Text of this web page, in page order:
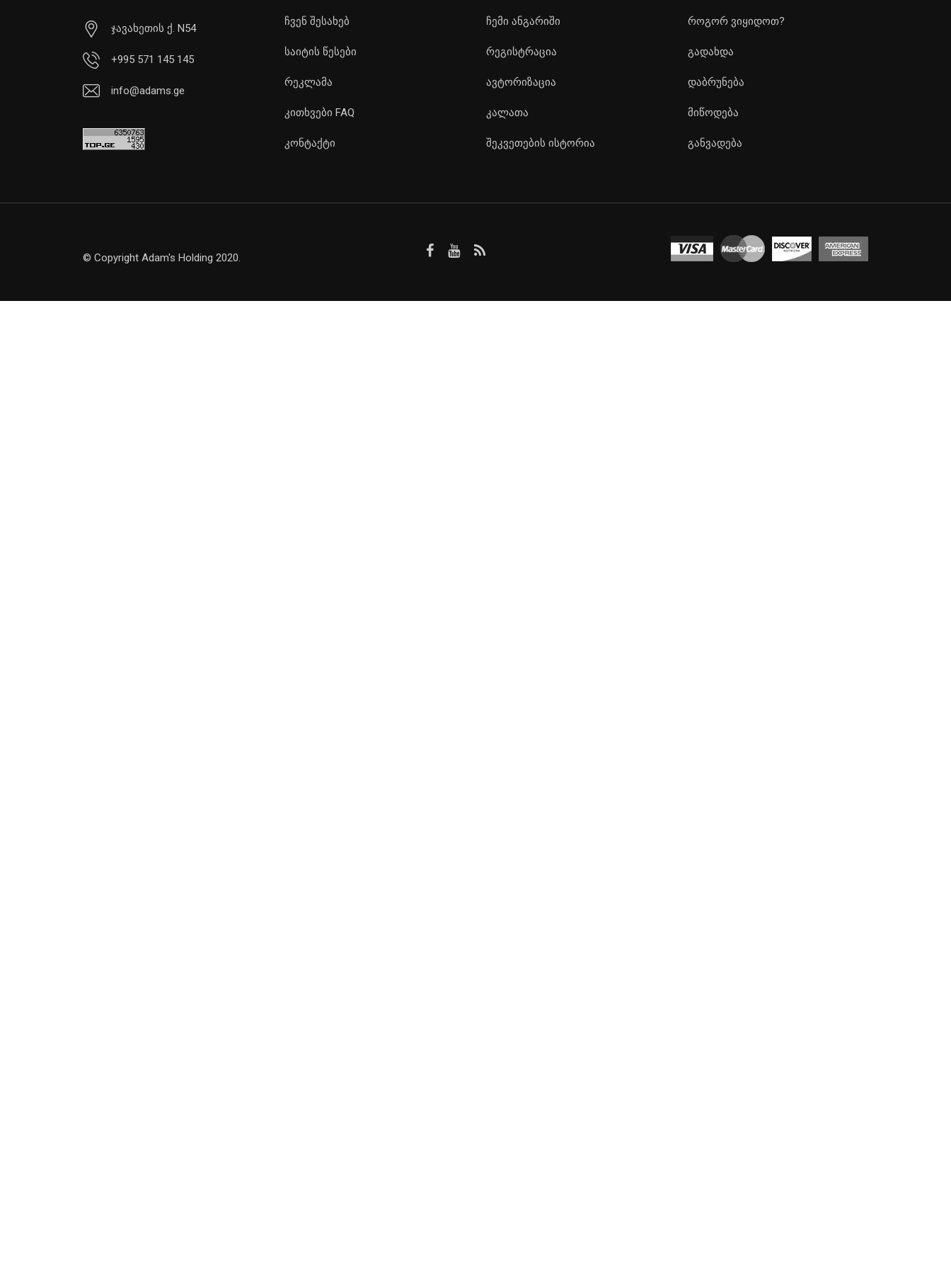
ჯავახეთის ქ. N54
+995 571 145 145
info@adams.ge
ჩვენ შესახებ
საიტის წესები
რეკლამა
კითხვები FAQ
კონტაქტი
ჩემი ანგარიში
რეგისტრაცია
ავტორიზაცია
კალათა
შეკვეთების ისტორია
როგორ ვიყიდოთ?
გადახდა
დაბრუნება
მიწოდება
განვადება
© Copyright Adam's Holding 2020.